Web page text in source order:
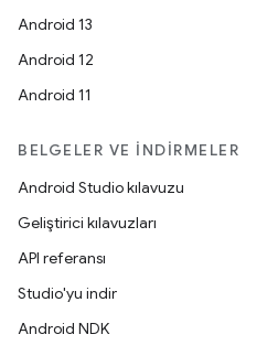
Android 13
Android 12
Android 11
BELGELER VE İNDIRMELER
Android Studio kılavuzu
Geliştirici kılavuzları
API referansı
Studio'yu indir
Android NDK